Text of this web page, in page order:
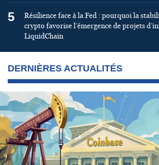
5
Résilience face à la Fed : pourquoi la
crypto favorise l’émergence de projets
LiquidChain
DERNIÈRES ACTUALITÉS